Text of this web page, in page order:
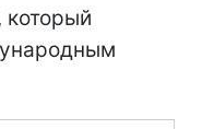
который